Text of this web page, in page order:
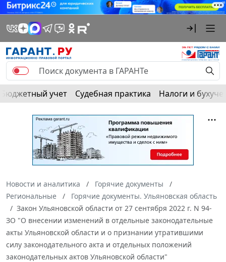
Бюджетный учет Судебная практика Налоги и
Новости и аналитика
Горячие документы
Региональные
Горячие документы. Ульяновская область
Закон Ульяновской области от 27 сентября 2022 г. N 94-
ЗО "О внесении изменений в отдельные законодательные
акты Ульяновской области и о признании утратившими
силу законодательного акта и отдельных положений
законодательных актов Ульяновской области"